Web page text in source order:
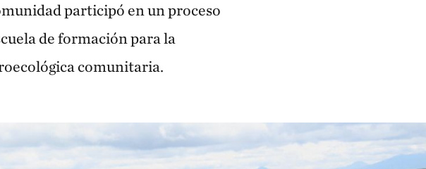
participó en un proceso
de formación para la
comunitaria.